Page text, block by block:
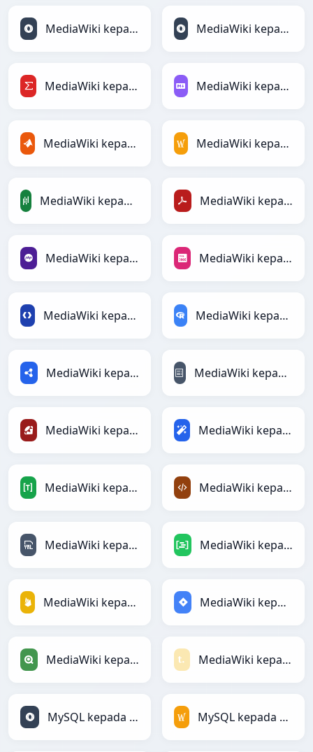
MediaWiki kepada JSON MediaWiki kepada JSONLines
MediaWiki kepada LaTeX MediaWiki kepada Markdown
MediaWiki kepada MATLAB MediaWiki kepada MediaWiki
MediaWiki kepada PandasDataFrame MediaWiki kepada PDF
MediaWiki kepada PHP MediaWiki kepada PNG
MediaWiki kepada Protobuf MediaWiki kepada RDataFrame
MediaWiki kepada RDF MediaWiki kepada reStructuredText
MediaWiki kepada Ruby MediaWiki kepada Magic
MediaWiki kepada TOML MediaWiki kepada XML
MediaWiki kepada YAML MediaWiki kepada DAX
MediaWiki kepada Firebase MediaWiki kepada Jira
MediaWiki kepada Qlik MediaWiki kepada Textile
MySQL kepada JSON MySQL kepada MediaWiki